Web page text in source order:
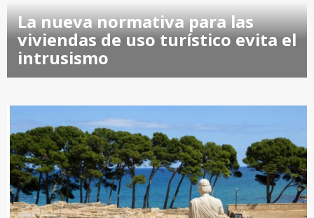
La nueva normativa para las
viviendas de uso turístico evita el
intrusismo